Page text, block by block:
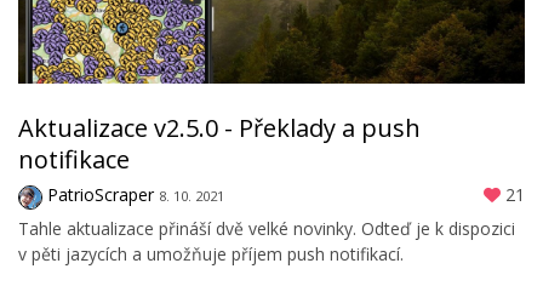
Aktualizace v2.5.0 - Překlady a push
notifikace
PatrioScraper 8. 10. 2021
21
Tahle aktualizace přináší dvě velké novinky. Odteď je k dispozici
v pěti jazycích a umožňuje příjem push notifikací.